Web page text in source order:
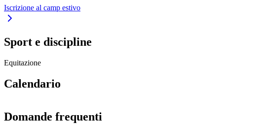
Iscrizione al camp estivo
Sport e discipline
Equitazione
Calendario
Domande frequenti